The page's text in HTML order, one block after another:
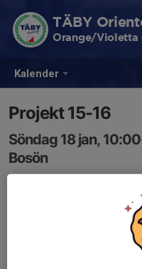
Kalender
TÄBY
Orange/Violetta
Projekt 15-16
Söndag 18 jan,
Bosön
Observera att sista
december till denna
äger rum söndag 18